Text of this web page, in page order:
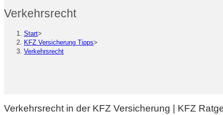
Verkehrsrecht
Start>
KFZ Versicherung Tipps>
Verkehrsrecht
Verkehrsrecht in der KFZ Versicherung | KFZ